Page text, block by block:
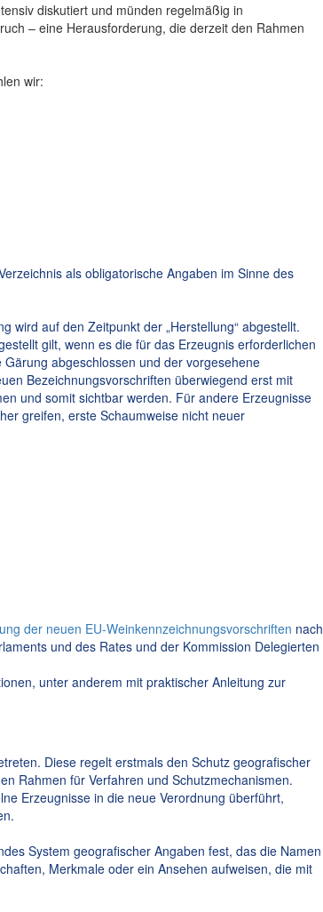
diskutiert und münden regelmäßig in
– eine Herausforderung, die derzeit den Rahmen
wir:
als obligatorische Angaben im Sinne des
wird auf den Zeitpunkt der „Herstellung“ abgestellt.
gilt, wenn es die für das Erzeugnis erforderlichen
abgeschlossen und der vorgesehene
Bezeichnungsvorschriften überwiegend erst mit
und somit sichtbar werden. Für andere Erzeugnisse
greifen, erste Schaumweise nicht neuer
der neuen EU-Weinkennzeichnungsvorschriften nach
und des Rates und der Kommission Delegierten
unter anderem mit praktischer Anleitung zur
Diese regelt erstmals den Schutz geografischer
Rahmen für Verfahren und Schutzmechanismen.
Erzeugnisse in die neue Verordnung überführt,
System geografischer Angaben fest, das die Namen
Merkmale oder ein Ansehen aufweisen, die mit